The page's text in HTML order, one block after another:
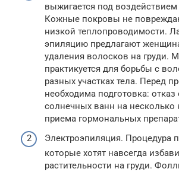
выжигается под воздействием
Кожные покровы не
низкой теплопроводимости.
эпиляцию предлагают
удаления волосков на груди.
практикуется для борьбы с
разных участках тела. Перед
необходима подготовка: отказ
солнечных ванн на несколько
приема гормональных
Электроэпиляция. Процедура
которые хотят навсегда
растительности на груди.